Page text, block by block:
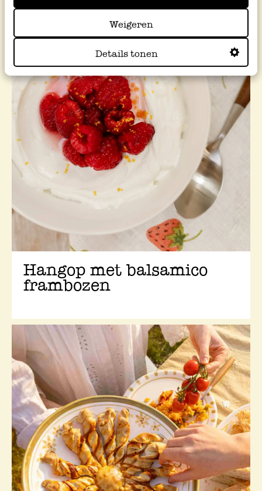
Weigeren
Details tonen
Hangop met balsamico
frambozen